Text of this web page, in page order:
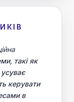
такі як
керувати
в